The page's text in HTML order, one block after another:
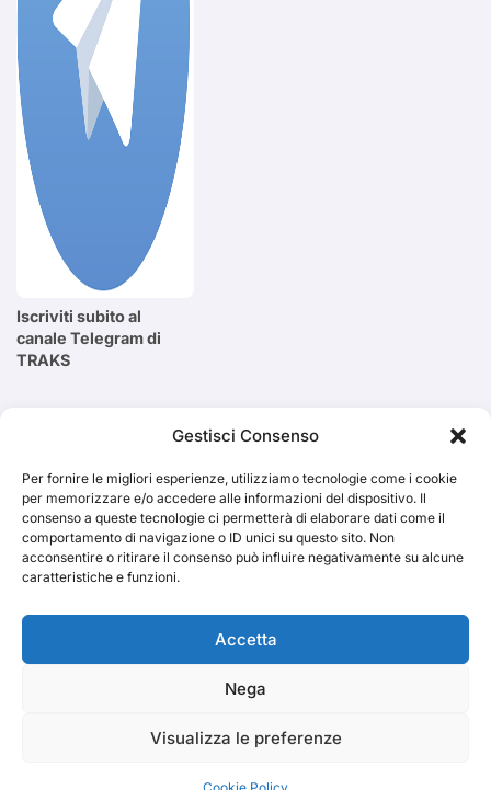
Gestisci Consenso
Per fornire le migliori esperienze, utilizziamo tecnologie come i cookie
per memorizzare e/o accedere alle informazioni del dispositivo. Il
consenso a queste tecnologie ci permetterà di elaborare dati come il
comportamento di navigazione o ID unici su questo sito. Non
acconsentire o ritirare il consenso può influire negativamente su alcune
caratteristiche e funzioni.
Accetta
Nega
Visualizza le preferenze
Iscriviti subito al
canale Telegram di
TRAKS
Cerca
TRAKS
Dal 2014 musica indipendente ed emergente